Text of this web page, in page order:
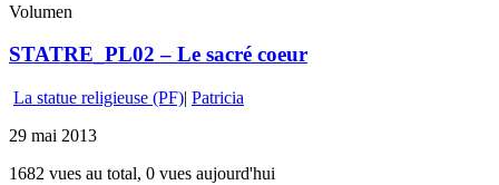
Volumen
STATRE_PL02 – Le sacré coeur
La statue religieuse (PF)| Patricia
29 mai 2013
1682 vues au total, 0 vues aujourd'hui